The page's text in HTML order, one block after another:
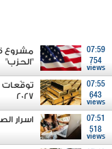
07:59
754
views
مشروع
"الحزب"
07:55
643
views
2027
07:51
518
views
اسرار الصحف 8